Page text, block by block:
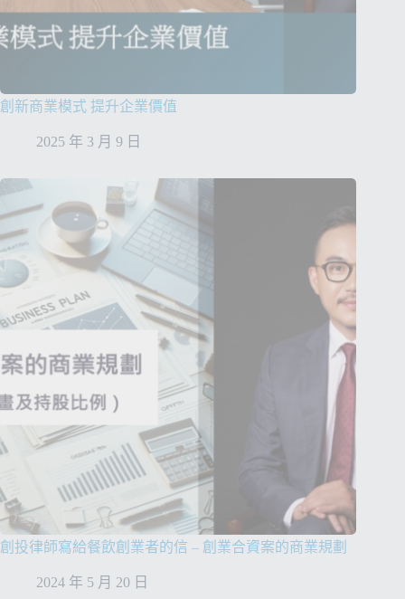
創新商業模式 提升企業價值
2025 年 3 月 9 日
創投律師寫給餐飲創業者的信 – 創業合資案的商業規劃
2024 年 5 月 20 日